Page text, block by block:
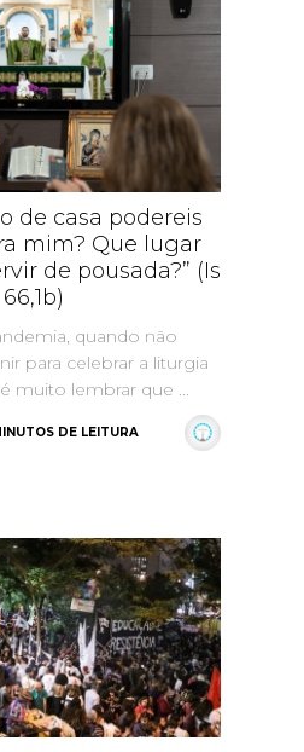
de casa podereis
mim? Que lugar
de pousada?” (Is
66,1b)
quando não
para celebrar a liturgia
muito lembrar que ...
DE LEITURA